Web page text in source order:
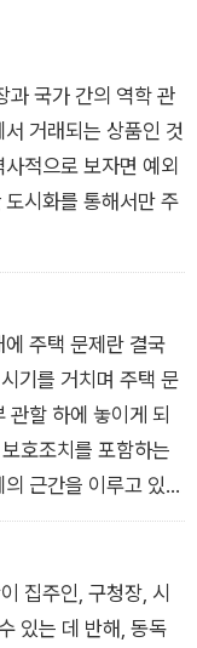
과 국가 간의 역학 관
거래되는 상품인 것
적으로 보자면 예외
시화를 통해서만 주
주택 문제란 결국
기를 거치며 주택 문
할 하에 놓이게 되
호조치를 포함하는
근간을 이루고 있
집주인, 구청장, 시
있는 데 반해, 동독